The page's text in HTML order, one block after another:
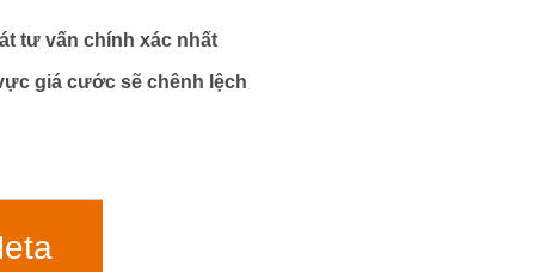
tư vấn chính xác nhất
giá cước sẽ chênh lệch